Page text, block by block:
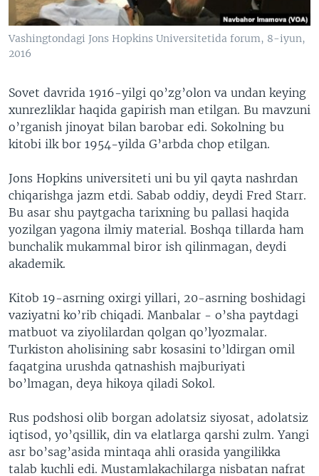
Vashingtondagi Jons Hopkins Universitetida forum, 8-iyun,
2016
Sovet davrida 1916-yilgi qo’zg’olon va undan keying
xunrezliklar haqida gapirish man etilgan. Bu mavzuni
o’rganish jinoyat bilan barobar edi. Sokolning bu
kitobi ilk bor 1954-yilda G’arbda chop etilgan.
Jons Hopkins universiteti uni bu yil qayta nashrdan
chiqarishga jazm etdi. Sabab oddiy, deydi Fred Starr.
Bu asar shu paytgacha tarixning bu pallasi haqida
yozilgan yagona ilmiy material. Boshqa tillarda ham
bunchalik mukammal biror ish qilinmagan, deydi
akademik.
Kitob 19-asrning oxirgi yillari, 20-asrning boshidagi
vaziyatni ko’rib chiqadi. Manbalar - o’sha paytdagi
matbuot va ziyolilardan qolgan qo’lyozmalar.
Turkiston aholisining sabr kosasini to’ldirgan omil
faqatgina urushda qatnashish majburiyati
bo’lmagan, deya hikoya qiladi Sokol.
Rus podshosi olib borgan adolatsiz siyosat, adolatsiz
iqtisod, yo’qsillik, din va elatlarga qarshi zulm. Yangi
asr bo’sag’asida mintaqa ahli orasida yangilikka
talab kuchli edi. Mustamlakachilarga nisbatan nafrat